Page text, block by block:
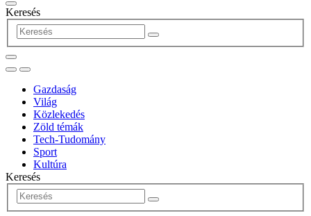
Keresés
Gazdaság
Világ
Közlekedés
Zöld témák
Tech-Tudomány
Sport
Kultúra
Keresés